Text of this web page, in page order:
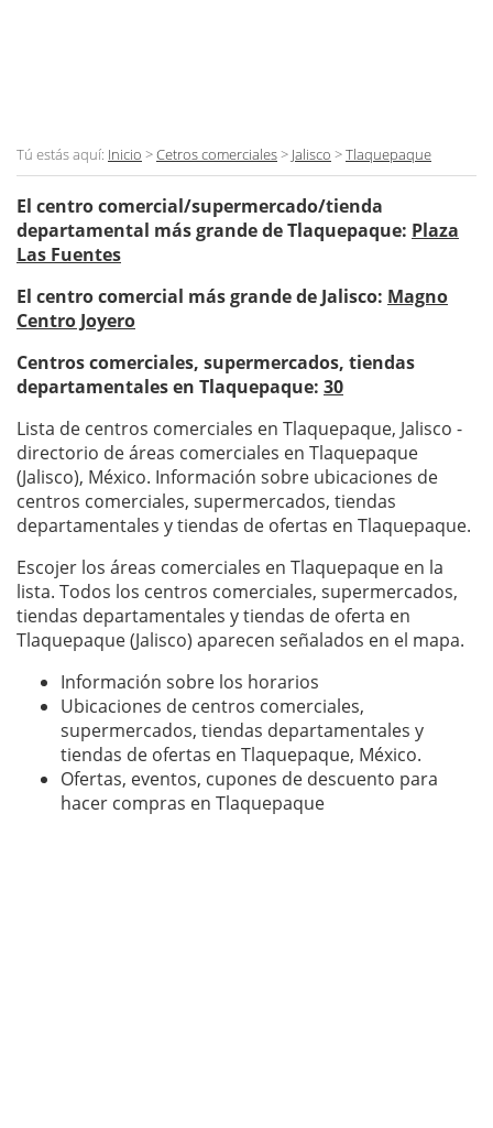
Tú estás aquí: Inicio >Cetros comerciales> Jalisco >Tlaquepaque
El centro comercial/supermercado/tienda
departamental más grande de Tlaquepaque: Plaza
Las Fuentes
El centro comercial más grande de Jalisco: Magno
Centro Joyero
Centros comerciales, supermercados, tiendas
departamentales en Tlaquepaque: 30
Lista de centros comerciales en Tlaquepaque, Jalisco -
directorio de áreas comerciales en Tlaquepaque
(Jalisco), México. Información sobre ubicaciones de
centros comerciales, supermercados, tiendas
departamentales y tiendas de ofertas en Tlaquepaque.
Escojer los áreas comerciales en Tlaquepaque en la
lista. Todos los centros comerciales, supermercados,
tiendas departamentales y tiendas de oferta en
Tlaquepaque (Jalisco) aparecen señalados en el mapa.
Información sobre los horarios
Ubicaciones de centros comerciales,
supermercados, tiendas departamentales y
tiendas de ofertas en Tlaquepaque, México.
Ofertas, eventos, cupones de descuento para
hacer compras en Tlaquepaque